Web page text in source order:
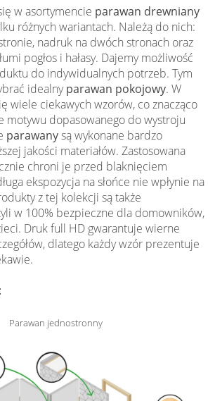
w asortymencie parawan drewniany
różnych wariantach. Należą do nich:
nadruk na dwóch stronach oraz
pogłos i hałasy. Dajemy możliwość
do indywidualnych potrzeb. Tym
idealnyparawan pokojowy. W
wiele ciekawych wzorów, co znacząco
motywu dopasowanego do wystroju
parawanysą wykonane bardzo
jakości materiałów. Zastosowana
chroni je przed blaknięciem
ekspozycja na słońce nie wpłynie na
z tej kolekcji są także
w 100% bezpieczne dla domowników,
Druk full HD gwarantuje wierne
dlatego każdy wzór prezentuje
Parawan jednostronny